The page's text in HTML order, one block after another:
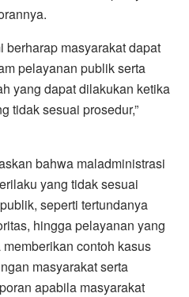
berharap masyarakat dapat
pelayanan publik serta
yang dapat dilakukan ketika
tidak sesuai prosedur,”
bahwa maladministrasi
yang tidak sesuai
seperti tertundanya
hingga pelayanan yang
contoh kasus
masyarakat serta
apabila masyarakat